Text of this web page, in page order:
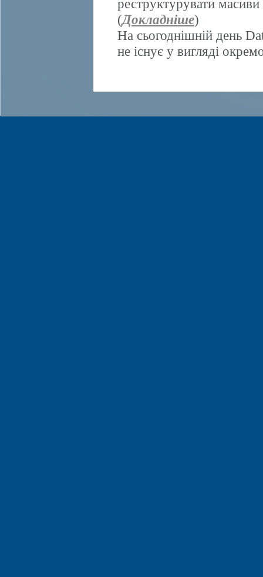
реструктурувати масиви
(Докладніше)
На сьогоднішній день
не існує у вигляді